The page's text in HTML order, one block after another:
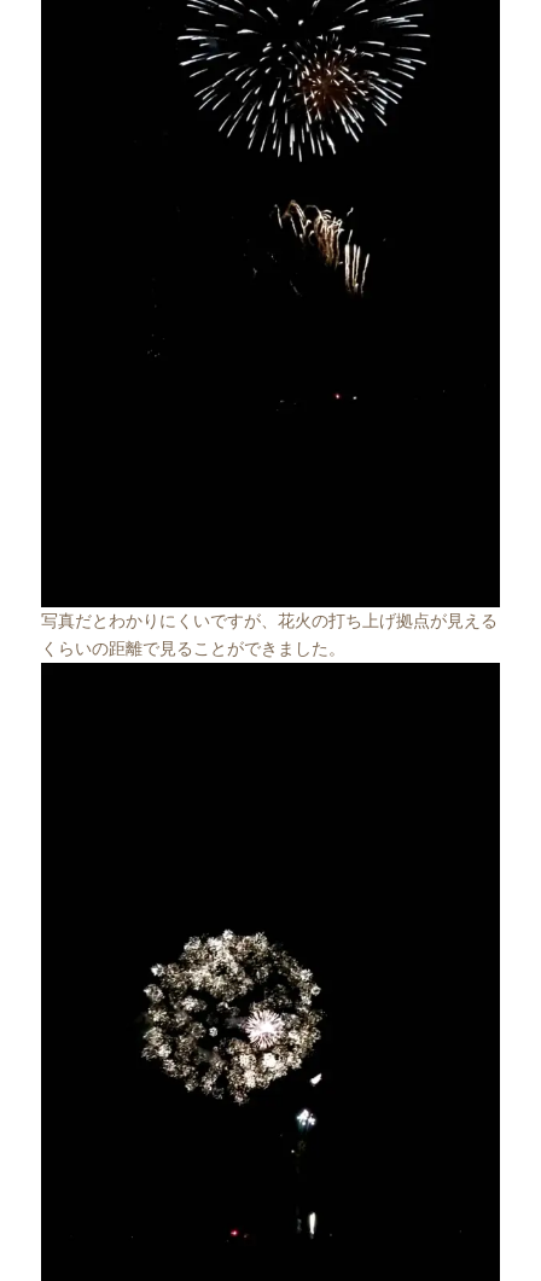
写真だとわかりにくいですが、花火の打ち上げ拠点が見える
くらいの距離で見ることができました。